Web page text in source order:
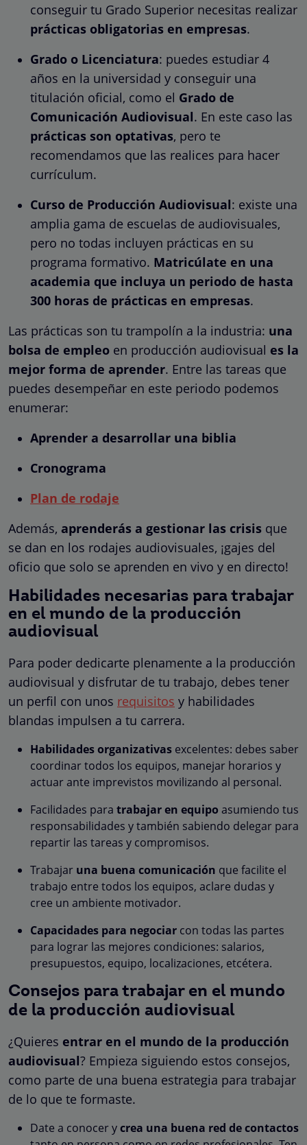
conseguir tu Grado Superior necesitas realizar
prácticas obligatorias en empresas.
Grado o Licenciatura: puedes estudiar 4
años en la universidad y conseguir una
titulación oficial, como el Grado de
Comunicación Audiovisual. En este caso las
prácticas son optativas, pero te
recomendamos que las realices para hacer
currículum.
Curso de Producción Audiovisual: existe una
amplia gama de escuelas de audiovisuales,
pero no todas incluyen prácticas en su
programa formativo. Matricúlate en una
academia que incluya un periodo de hasta
300 horas de prácticas en empresas.
Las prácticas son tu trampolín a la industria: una
bolsa de empleo en producción audiovisual es la
mejor forma de aprender. Entre las tareas que
puedes desempeñar en este periodo podemos
enumerar:
Aprender a desarrollar una biblia
Cronograma
Plan de rodaje
Además, aprenderás a gestionar las crisis que
se dan en los rodajes audiovisuales, ¡gajes del
oficio que solo se aprenden en vivo y en directo!
Habilidades necesarias para trabajar
en el mundo de la producción
audiovisual
Para poder dedicarte plenamente a la producción
audiovisual y disfrutar de tu trabajo, debes tener
un perfil con unos requisitos y habilidades
blandas impulsen a tu carrera.
Habilidades organizativas excelentes: debes saber
coordinar todos los equipos, manejar horarios y
actuar ante imprevistos movilizando al personal.
Facilidades para trabajar en equipo asumiendo tus
responsabilidades y también sabiendo delegar para
repartir las tareas y compromisos.
Trabajar una buena comunicación que facilite el
trabajo entre todos los equipos, aclare dudas y
cree un ambiente motivador.
Capacidades para negociar con todas las partes
para lograr las mejores condiciones: salarios,
presupuestos, equipo, localizaciones, etcétera.
Consejos para trabajar en el mundo
de la producción audiovisual
¿Quieres entrar en el mundo de la producción
audiovisual? Empieza siguiendo estos consejos,
como parte de una buena estrategia para trabajar
de lo que te formaste.
Date a conocer ycrea una buena red de contactos